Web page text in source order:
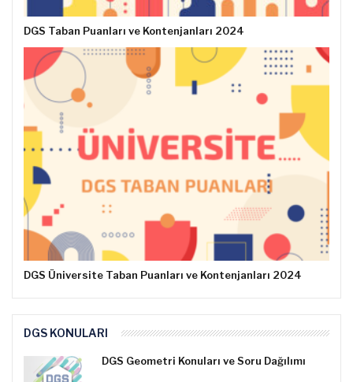
DGS Taban Puanları ve Kontenjanları 2024
DGS Üniversite Taban Puanları ve Kontenjanları 2024
DGS KONULARI
DGS Geometri Konuları ve Soru Dağılımı